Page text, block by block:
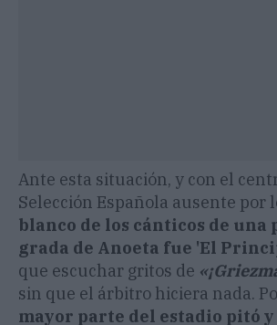
Ante esta situación, y con el
Selección Española ausente por
blanco de los cánticos de una
grada de Anoeta fue 'El
que escuchar gritos de
sin que el árbitro hiciera nada.
mayor parte del estadio pitó y